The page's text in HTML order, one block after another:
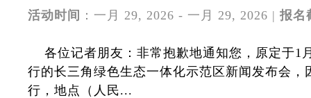
活动时间 ：一月 29, 2026 - 一月 29, 2026 | 报名
各位记者朋友：非常抱歉地通知您，原定于1
行的长三角绿色生态一体化示范区新闻发布会，
行，地点（人民...